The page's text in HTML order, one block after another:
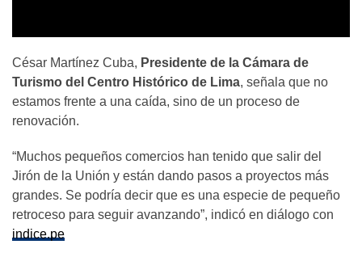
César Martínez Cuba, Presidente de la Cámara de
Turismo del Centro Histórico de Lima, señala que no
estamos frente a una caída, sino de un proceso de
renovación.
“Muchos pequeños comercios han tenido que salir del
Jirón de la Unión y están dando pasos a proyectos más
grandes. Se podría decir que es una especie de pequeño
retroceso para seguir avanzando”, indicó en diálogo con
indice.pe